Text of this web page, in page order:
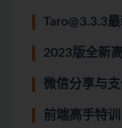
Taro@3.3.3
2023版全新
微信分享与
前端高手特